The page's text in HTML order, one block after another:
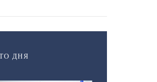
ДНЯ